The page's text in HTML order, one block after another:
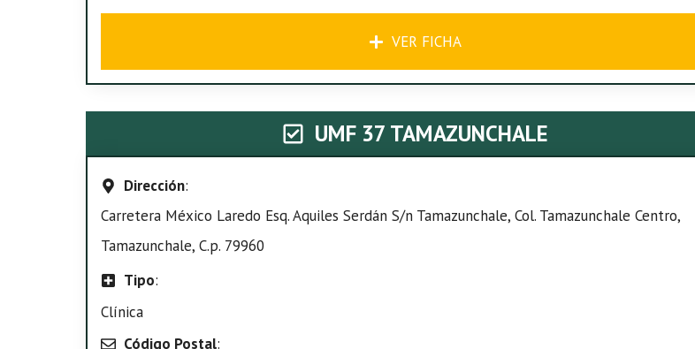
VER FICHA
UMF 37 TAMAZUNCHALE
Dirección:
Carretera México Laredo Esq. Aquiles Serdán S/n Tamazunchale, Col. Tamazunchale Centro,
Tamazunchale, C.p. 79960
Tipo:
Clínica
Código Postal: